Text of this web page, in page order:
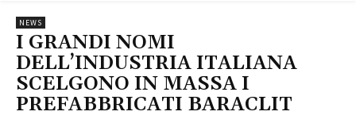
NEWS
I GRANDI NOMI
DELL’INDUSTRIA ITALIANA
SCELGONO IN MASSA I
PREFABBRICATI BARACLIT